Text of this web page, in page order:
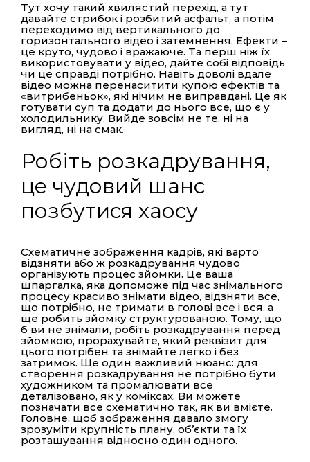
Тут хочу такий хвилястий перехід, а тут
давайте стрибок і розбитий асфальт, а потім
переходимо від вертикального до
горизонтального відео і затемнення. Ефекти –
це круто, чудово і вражаюче. Та перш ніж їх
використовувати у відео, дайте собі відповідь
чи це справді потрібно. Навіть доволі вдале
відео можна перенаситити купою ефектів та
«витрибеньок», які нічим не виправдані. Це як
готувати суп та додати до нього все, що є у
холодильнику. Вийде зовсім не те, ні на
вигляд, ні на смак.
Робіть розкадрування,
це чудовий шанс
позбутися хаосу
Схематичне зображення кадрів, які варто
відзняти або ж розкадрування чудово
організують процес зйомки. Це ваша
шпаргалка, яка допоможе під час знімального
процесу красиво знімати відео, відзняти все,
що потрібно, не тримати в голові все і вся, а
ще робить зйомку структурованою. Тому, що
б ви не знімали, робіть розкадрування перед
зйомкою, прорахувайте, який реквізит для
цього потрібен та знімайте легко і без
затримок. Ще один важливий нюанс: для
створення розкадрування не потрібно бути
художником та промалювати все
деталізовано, як у коміксах. Ви можете
позначати все схематично так, як ви вмієте.
Головне, щоб зображення давало змогу
зрозуміти крупність плану, об’єкти та їх
розташування відносно один одного.